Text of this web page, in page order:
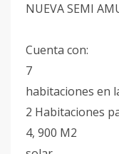
NUEVA SEMI
Cuenta con:
7
habitaciones en
2 Habitaciones
4, 900 M2